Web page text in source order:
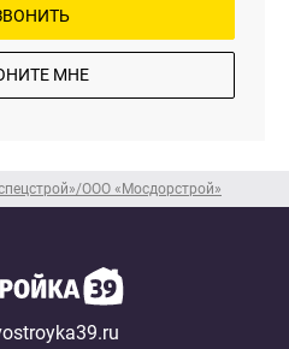
ООО «Мосдорстрой»
МНЕ